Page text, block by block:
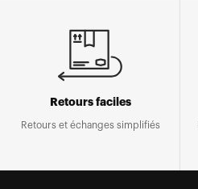
Retours faciles
Retours et échanges simplifiés